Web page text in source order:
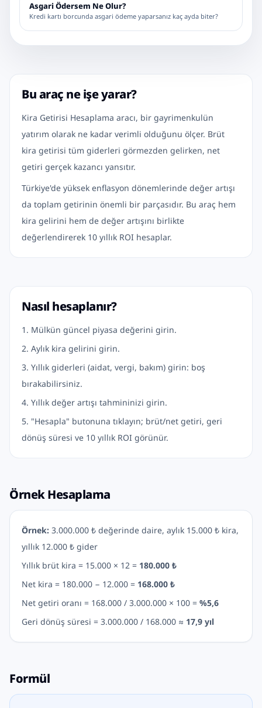
Asgari Ödersem Ne Olur?
Kredi kartı borcunda asgari ödeme yaparsanız kaç ayda biter?
Bu araç ne işe yarar?
Kira Getirisi Hesaplama aracı, bir gayrimenkulün
yatırım olarak ne kadar verimli olduğunu ölçer. Brüt
kira getirisi tüm giderleri görmezden gelirken, net
getiri gerçek kazancı yansıtır.
Türkiye'de yüksek enflasyon dönemlerinde değer artışı
da toplam getirinin önemli bir parçasıdır. Bu araç hem
kira gelirini hem de değer artışını birlikte
değerlendirerek 10 yıllık ROI hesaplar.
Nasıl hesaplanır?
Mülkün güncel piyasa değerini girin.
Aylık kira gelirini girin.
Yıllık giderleri (aidat, vergi, bakım) girin: boş
bırakabilirsiniz.
Yıllık değer artışı tahmininizi girin.
"Hesapla" butonuna tıklayın; brüt/net getiri, geri
dönüş süresi ve 10 yıllık ROI görünür.
Örnek Hesaplama
Örnek: 3.000.000 ₺ değerinde daire, aylık 15.000 ₺ kira,
yıllık 12.000 ₺ gider
Yıllık brüt kira = 15.000 × 12 = 180.000 ₺
Net kira = 180.000 − 12.000 = 168.000 ₺
Net getiri oranı = 168.000 / 3.000.000 × 100 = %5,6
Geri dönüş süresi = 3.000.000 / 168.000 ≈ 17,9 yıl
Formül